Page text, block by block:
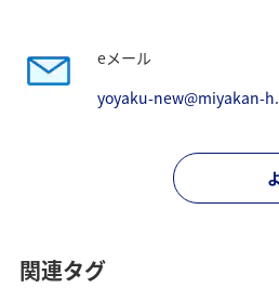
eメール
yoyaku-new@miyakan-
関連タグ